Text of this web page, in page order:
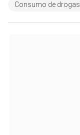
Consumo de drogas